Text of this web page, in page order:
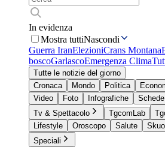
In evidenza
Mostra tuttiNascondi
Guerra IranElezioniCrans Montana
boscoGarlascoEmergenza Clima
Tutte le notizie del giorno
Cronaca
Mondo Politica
Video
Foto Infografiche
Schede
Tv & Spettacolo
TgcomLab
Lifestyle
Oroscopo Salute
Speciali